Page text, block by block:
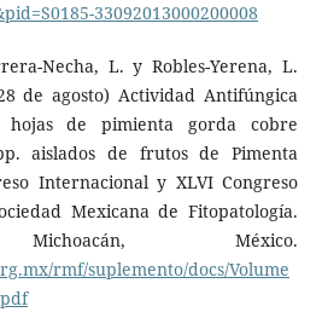
33092013000200008
Necha, L. y Robles-Yerena, L.
de agosto) Actividad Antifúngica
de pimienta gorda cobre
aislados de frutos de Pimenta
Internacional y XLVI Congreso
Mexicana de Fitopatología.
México.
rmf/suplemento/docs/Volume